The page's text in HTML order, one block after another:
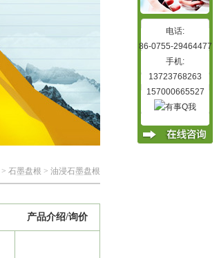
> 石墨盘根 > 油浸石墨盘根
产品介绍/询价
电话:
86-0755-29464477
手机:
13723768263
157000665527